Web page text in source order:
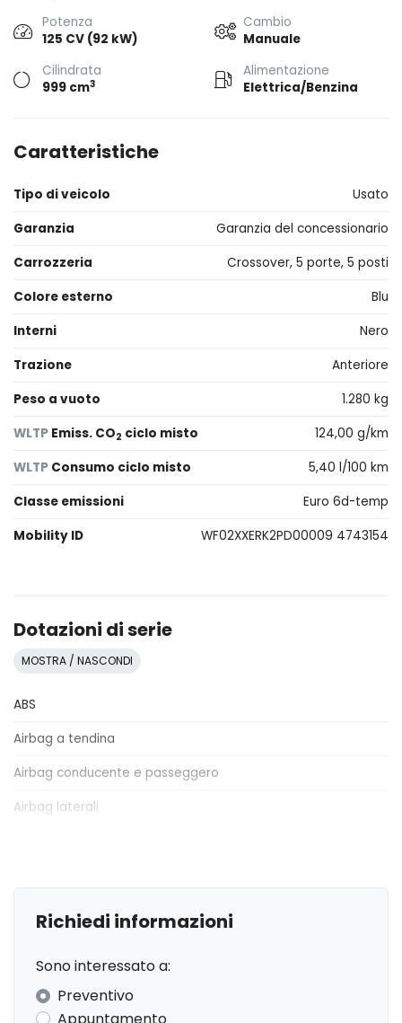
Potenza
125 CV (92 kW)
Cambio
Manuale
Cilindrata
999 cm3
Alimentazione
Elettrica/Benzina
Caratteristiche
Tipo di veicolo
Usato
Garanzia
Garanzia del concessionario
Carrozzeria
Crossover, 5 porte, 5 posti
Colore esterno
Blu
Interni
Nero
Trazione
Anteriore
Peso a vuoto
1.280 kg
WLTP Emiss. CO2 ciclo misto
124,00 g/km
WLTP Consumo ciclo misto
5,40 l/100 km
Classe emissioni
Euro 6d-temp
Mobility ID
WF02XXERK2PD00009 4743154
Dotazioni di serie
MOSTRA / NASCONDI
ABS
Airbag a tendina
Airbag conducente e passeggero
Airbag laterali
Alzacristalli elettrici posteriori
Chiavi e telecomandi
Richiedi informazioni
Sono interessato a:
Preventivo
Appuntamento